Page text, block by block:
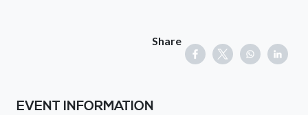
Share
EVENT INFORMATION